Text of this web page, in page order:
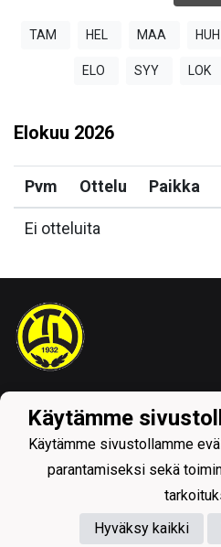
TAM HEL MAA HUH
ELO SYY LOK
Elokuu 2026
Pvm Ottelu Paikka
Ei otteluita
Powered by
Käytämme
Käytämme sivustollamme
parantamiseksi sekä
Hyväksy kaikki